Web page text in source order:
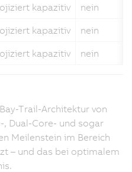
kapazitiv
nein
kapazitiv
nein
kapazitiv nein
Trail-Architektur von
Dual-Core- und sogar
Meilenstein im Bereich
– und das bei optimalem